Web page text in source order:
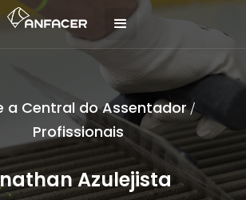
a Central do Assentador/
Profissionais
Azulejista